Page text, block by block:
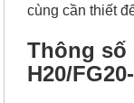
cùng cần thiết
Thông số
H20/